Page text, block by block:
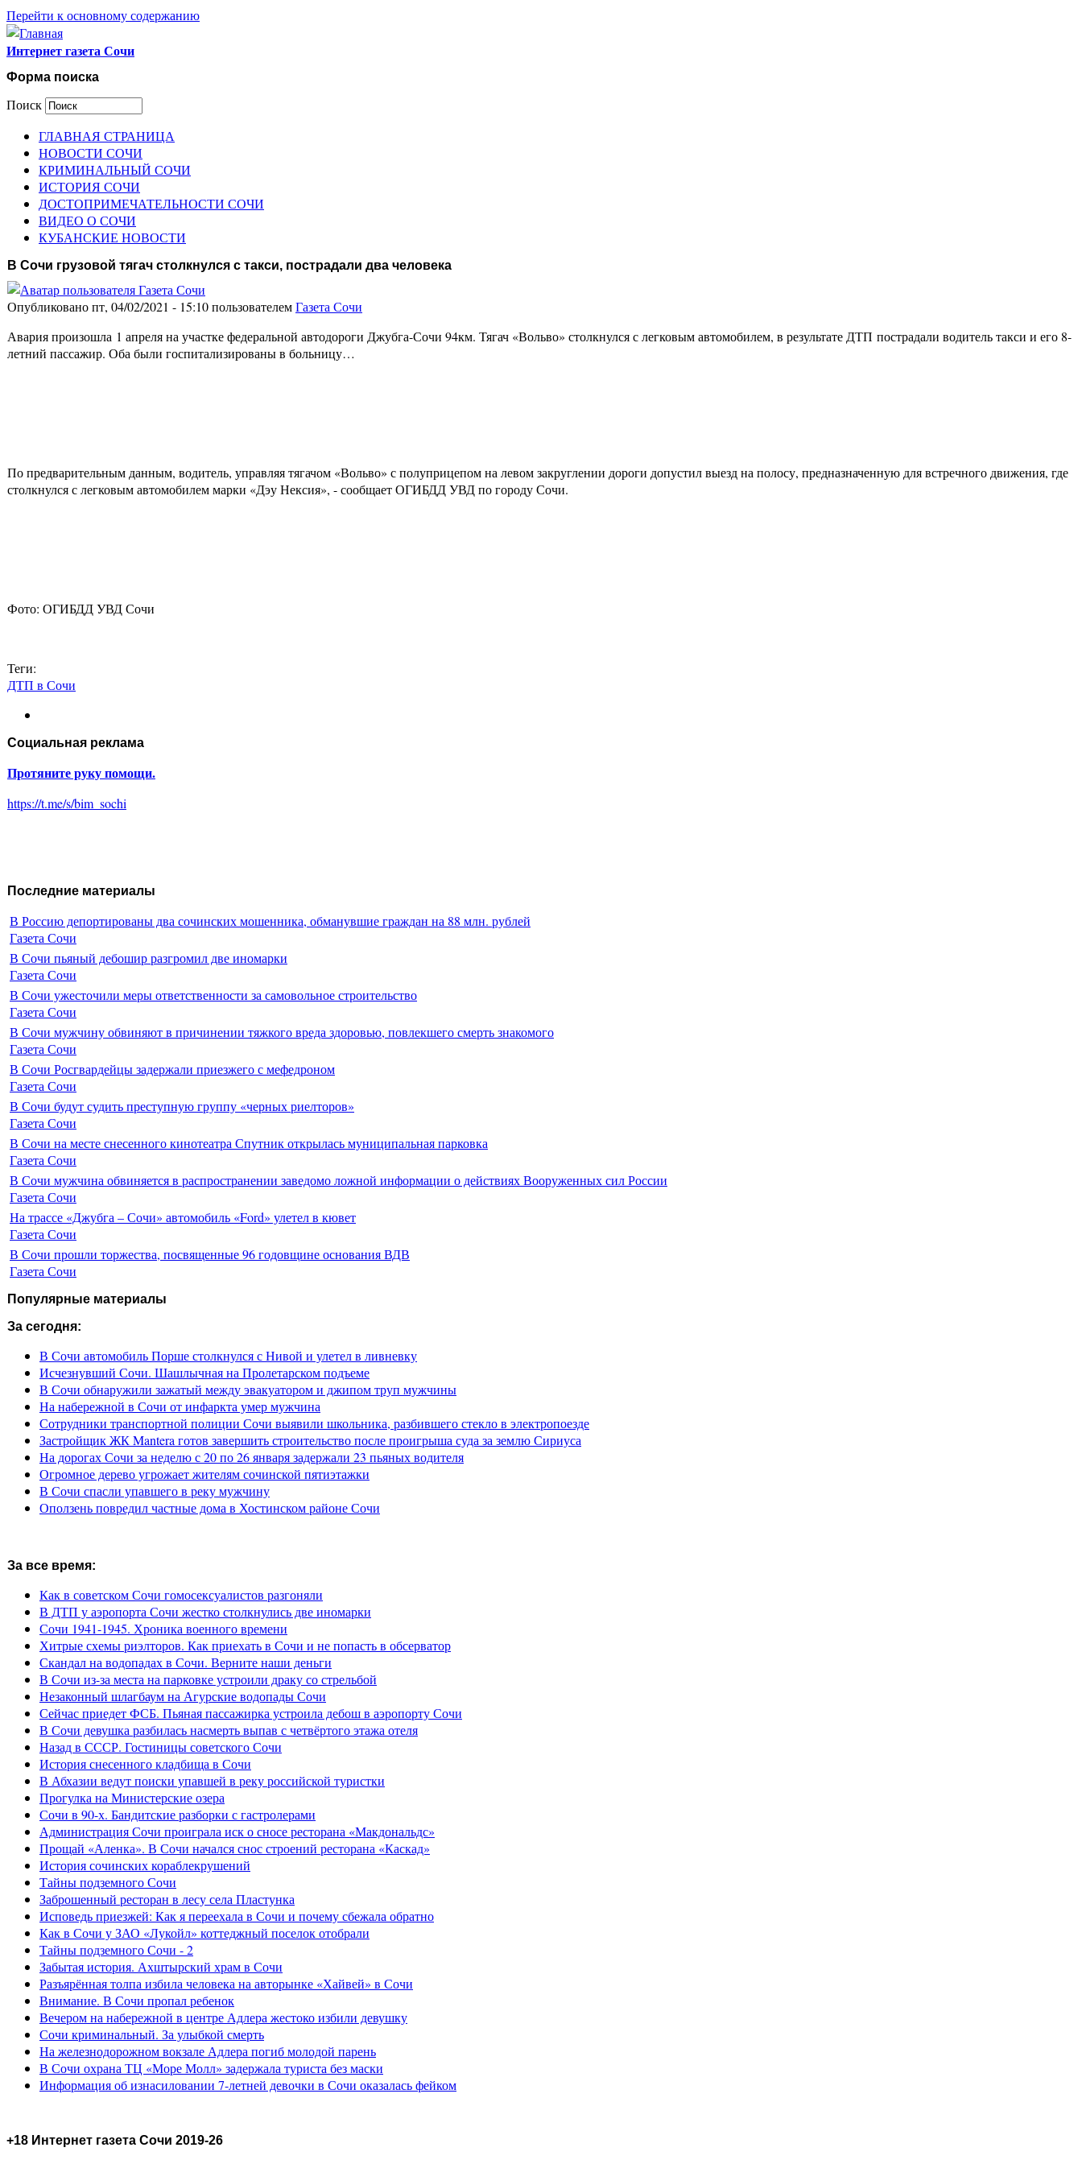
Перейти к основному содержанию
Интернет газета Сочи
Форма поиска
Поиск
ГЛАВНАЯ СТРАНИЦА
НОВОСТИ СОЧИ
КРИМИНАЛЬНЫЙ СОЧИ
ИСТОРИЯ СОЧИ
ДОСТОПРИМЕЧАТЕЛЬНОСТИ СОЧИ
ВИДЕО О СОЧИ
КУБАНСКИЕ НОВОСТИ
В Сочи грузовой тягач столкнулся с такси, пострадали два человека
Опубликовано пт, 04/02/2021 - 15:10 пользователемГазета Сочи
Авария произошла 1 апреля на участке федеральной автодороги Джубга-Сочи 94км. Тягач «Вольво» столкнулся с легковым автомобилем, в результате ДТП пострадали водитель такси и его 8-
летний пассажир. Оба были госпитализированы в больницу…
По предварительным данным, водитель, управляя тягачом «Вольво» с полуприцепом на левом закруглении дороги допустил выезд на полосу, предназначенную для встречного движения, где
столкнулся с легковым автомобилем марки «Дэу Нексия», - сообщает ОГИБДД УВД по городу Сочи.
Фото: ОГИБДД УВД Сочи
Теги:
ДТП в Сочи
Социальная реклама
Протяните руку помощи.
https://t.me/s/bim_sochi
Последние материалы
В Россию депортированы два сочинских мошенника, обманувшие граждан на 88 млн. рублей
Газета Сочи
В Сочи пьяный дебошир разгромил две иномарки
Газета Сочи
В Сочи ужесточили меры ответственности за самовольное строительство
Газета Сочи
В Сочи мужчину обвиняют в причинении тяжкого вреда здоровью, повлекшего смерть знакомого
Газета Сочи
В Сочи Росгвардейцы задержали приезжего с мефедроном
Газета Сочи
В Сочи будут судить преступную группу «черных риелторов»
Газета Сочи
В Сочи на месте снесенного кинотеатра Спутник открылась муниципальная парковка
Газета Сочи
В Сочи мужчина обвиняется в распространении заведомо ложной информации о действиях Вооруженных сил России
Газета Сочи
На трассе «Джубга – Сочи» автомобиль «Ford» улетел в кювет
Газета Сочи
В Сочи прошли торжества, посвященные 96 годовщине основания ВДВ
Газета Сочи
Популярные материалы
За сегодня:
В Сочи автомобиль Порше столкнулся с Нивой и улетел в ливневку
Исчезнувший Сочи. Шашлычная на Пролетарском подъеме
В Сочи обнаружили зажатый между эвакуатором и джипом труп мужчины
На набережной в Сочи от инфаркта умер мужчина
Сотрудники транспортной полиции Сочи выявили школьника, разбившего стекло в электропоезде
Застройщик ЖК Mantera готов завершить строительство после проигрыша суда за землю Сириуса
На дорогах Сочи за неделю с 20 по 26 января задержали 23 пьяных водителя
Огромное дерево угрожает жителям сочинской пятиэтажки
В Сочи спасли упавшего в реку мужчину
Оползень повредил частные дома в Хостинском районе Сочи
За все время:
Как в советском Сочи гомосексуалистов разгоняли
В ДТП у аэропорта Сочи жестко столкнулись две иномарки
Сочи 1941-1945. Хроника военного времени
Хитрые схемы риэлторов. Как приехать в Сочи и не попасть в обсерватор
Скандал на водопадах в Сочи. Верните наши деньги
В Сочи из-за места на парковке устроили драку со стрельбой
Незаконный шлагбаум на Агурские водопады Сочи
Сейчас приедет ФСБ. Пьяная пассажирка устроила дебош в аэропорту Сочи
В Сочи девушка разбилась насмерть выпав с четвёртого этажа отеля
Назад в СССР. Гостиницы советского Сочи
История снесенного кладбища в Сочи
В Абхазии ведут поиски упавшей в реку российской туристки
Прогулка на Министерские озера
Сочи в 90-х. Бандитские разборки с гастролерами
Администрация Сочи проиграла иск о сносе ресторана «Макдональдс»
Прощай «Аленка». В Сочи начался снос строений ресторана «Каскад»
История сочинских кораблекрушений
Тайны подземного Сочи
Заброшенный ресторан в лесу села Пластунка
Исповедь приезжей: Как я переехала в Сочи и почему сбежала обратно
Как в Сочи у ЗАО «Лукойл» коттеджный поселок отобрали
Тайны подземного Сочи - 2
Забытая история. Ахштырский храм в Сочи
Разъярённая толпа избила человека на авторынке «Хайвей» в Сочи
Внимание. В Сочи пропал ребенок
Вечером на набережной в центре Адлера жестоко избили девушку
Сочи криминальный. За улыбкой смерть
На железнодорожном вокзале Адлера погиб молодой парень
В Сочи охрана ТЦ «Море Молл» задержала туриста без маски
Информация об изнасиловании 7-летней девочки в Сочи оказалась фейком
+18 Интернет газета Сочи 2019-26